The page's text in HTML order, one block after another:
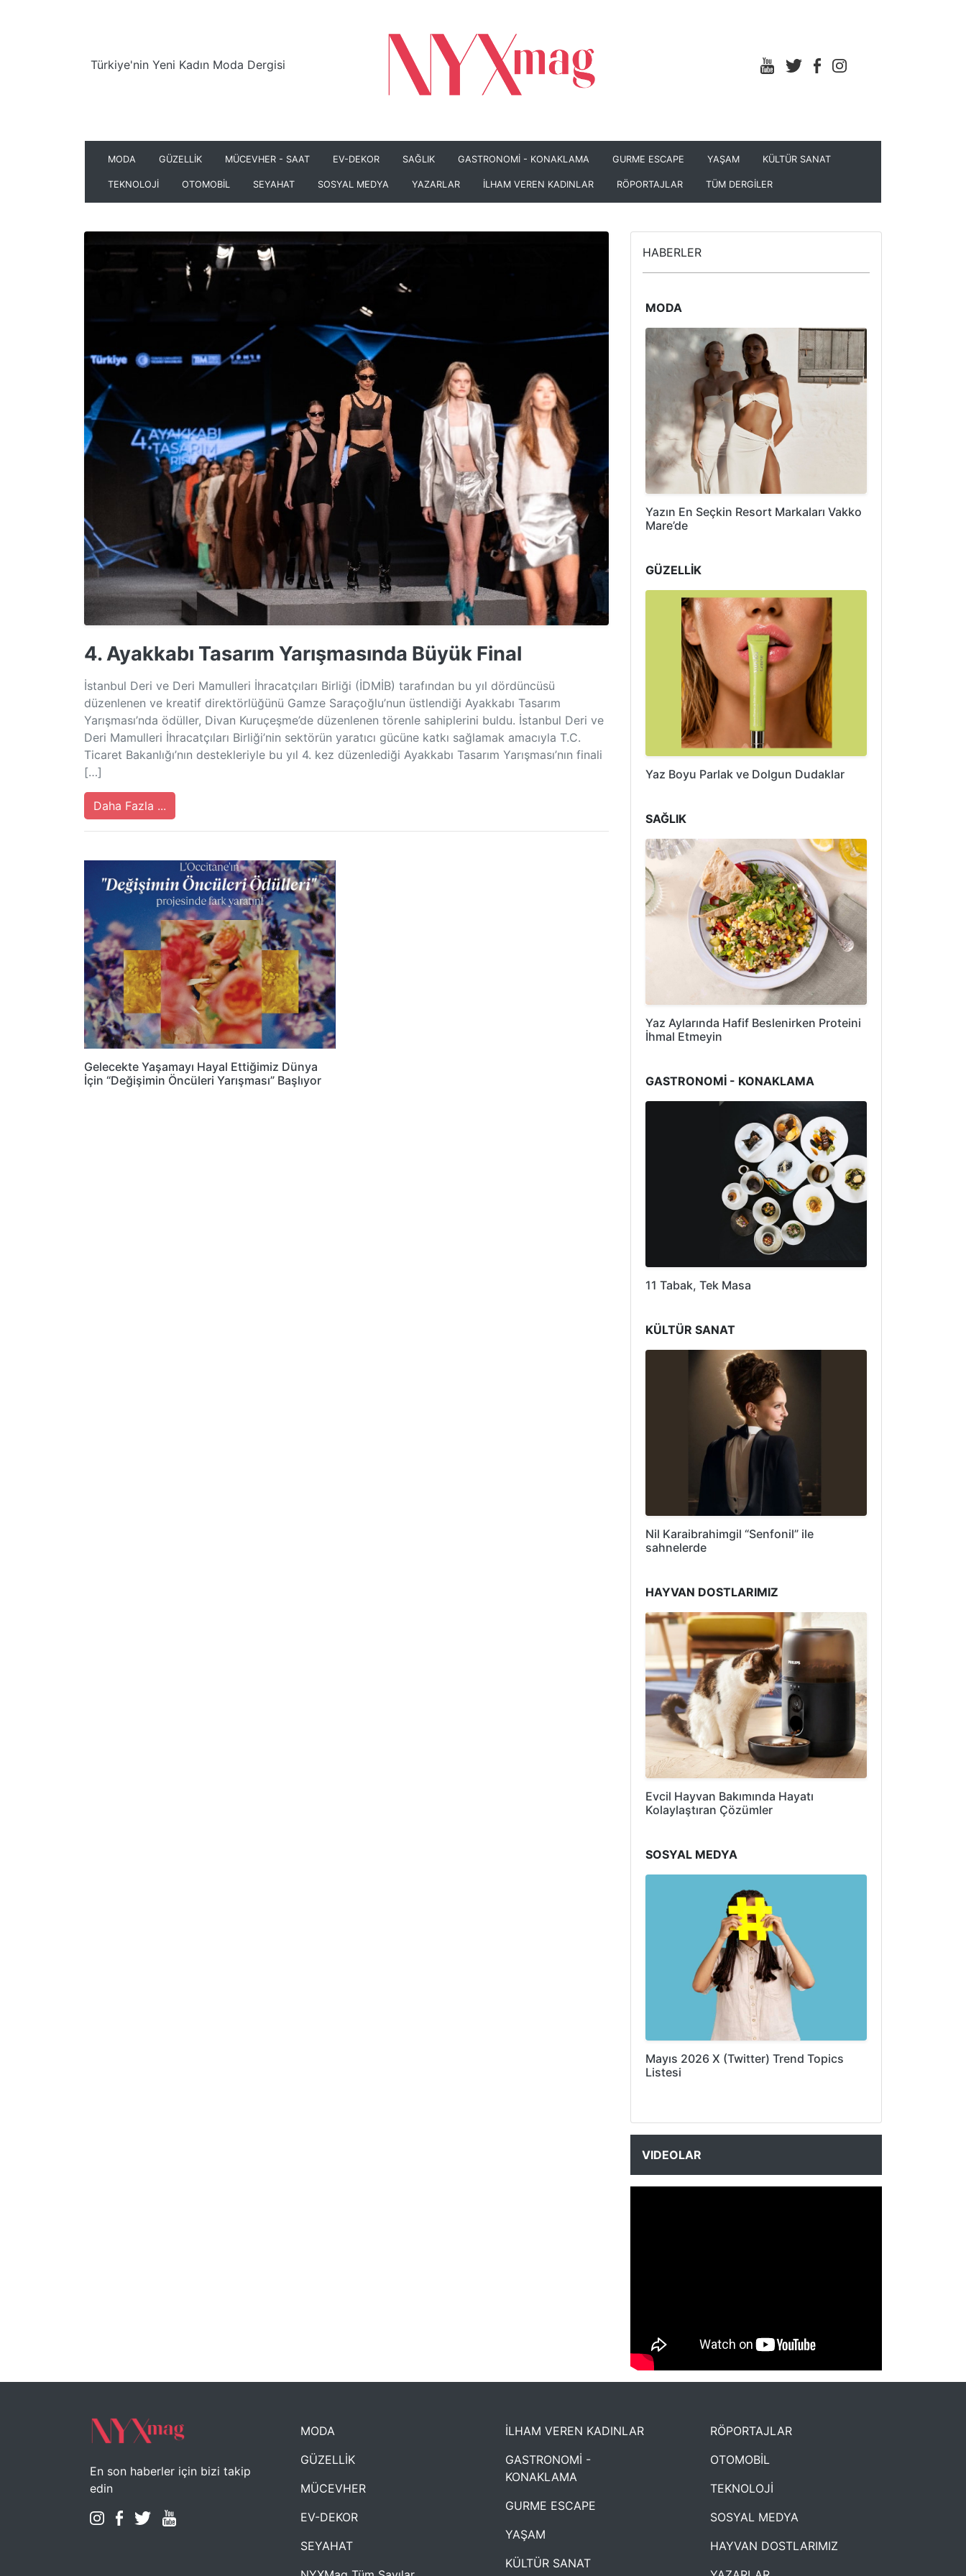
Türkiye'nin Yeni Kadın Moda Dergisi
MODA GÜZELLİK MÜCEVHER - SAAT EV-DEKOR SAĞLIK GASTRONOMİ - KONAKLAMA GURME ESCAPE YAŞAM KÜLTÜR SANAT
TEKNOLOJİ OTOMOBİL SEYAHAT SOSYAL MEDYA YAZARLAR İLHAM VEREN KADINLAR RÖPORTAJLAR TÜM DERGİLER
4. Ayakkabı Tasarım Yarışmasında Büyük Final
İstanbul Deri ve Deri Mamulleri İhracatçıları Birliği (İDMİB) tarafından bu yıl dördüncüsü
düzenlenen ve kreatif direktörlüğünü Gamze Saraçoğlu’nun üstlendiği Ayakkabı Tasarım
Yarışması’nda ödüller, Divan Kuruçeşme’de düzenlenen törenle sahiplerini buldu. İstanbul Deri ve
Deri Mamulleri İhracatçıları Birliği’nin sektörün yaratıcı gücüne katkı sağlamak amacıyla T.C.
Ticaret Bakanlığı’nın destekleriyle bu yıl 4. kez düzenlediği Ayakkabı Tasarım Yarışması’nın finali
[…]
Daha Fazla ...
Gelecekte Yaşamayı Hayal Ettiğimiz Dünya
İçin “Değişimin Öncüleri Yarışması” Başlıyor
HABERLER
MODA
Yazın En Seçkin Resort Markaları Vakko
Mare’de
GÜZELLİK
Yaz Boyu Parlak ve Dolgun Dudaklar
SAĞLIK
Yaz Aylarında Hafif Beslenirken Proteini
İhmal Etmeyin
GASTRONOMİ - KONAKLAMA
11 Tabak, Tek Masa
KÜLTÜR SANAT
Nil Karaibrahimgil “Senfonil” ile
sahnelerde
HAYVAN DOSTLARIMIZ
Evcil Hayvan Bakımında Hayatı
Kolaylaştıran Çözümler
SOSYAL MEDYA
Mayıs 2026 X (Twitter) Trend Topics
Listesi
VIDEOLAR
NYXmag 2. Yaş Kutlama Etkinliği
En son haberler için bizi takip
edin
MODA
GÜZELLİK
MÜCEVHER
EV-DEKOR
SEYAHAT
İLHAM VEREN KADINLAR
GASTRONOMİ -
KONAKLAMA
GURME ESCAPE
YAŞAM
KÜLTÜR SANAT
RÖPORTAJLAR
OTOMOBİL
TEKNOLOJİ
SOSYAL MEDYA
HAYVAN DOSTLARIMIZ